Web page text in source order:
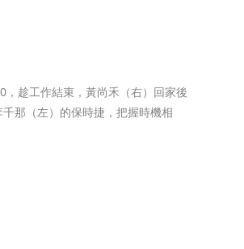
，趁工作結束，黃尚禾（右）回家後
那（左）的保時捷，把握時機相